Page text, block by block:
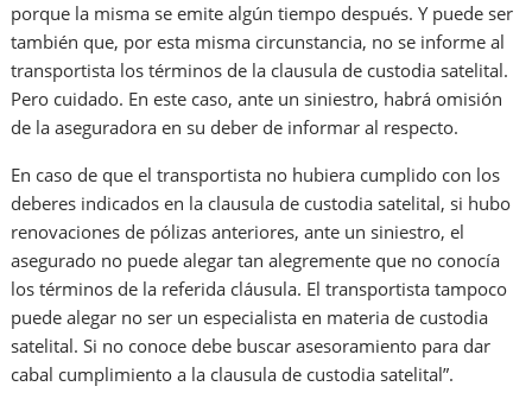
porque la misma se emite algún tiempo después. Y puede ser
también que, por esta misma circunstancia, no se informe al
transportista los términos de la clausula de custodia satelital.
Pero cuidado. En este caso, ante un siniestro, habrá omisión
de la aseguradora en su deber de informar al respecto.
En caso de que el transportista no hubiera cumplido con los
deberes indicados en la clausula de custodia satelital, si hubo
renovaciones de pólizas anteriores, ante un siniestro, el
asegurado no puede alegar tan alegremente que no conocía
los términos de la referida cláusula. El transportista tampoco
puede alegar no ser un especialista en materia de custodia
satelital. Si no conoce debe buscar asesoramiento para dar
cabal cumplimiento a la clausula de custodia satelital”.